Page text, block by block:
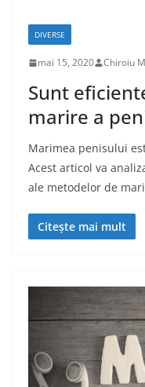
DIVERSE
mai 15, 2020 Chiroiu
Sunt
marire a
Marimea penisului
Acest articol va
ale metodelor de
Citește mai mult